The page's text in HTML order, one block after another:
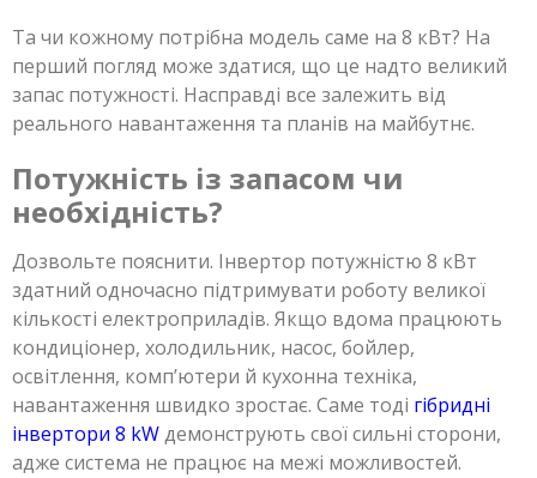
Та чи кожному потрібна модель саме на 8 кВт? На
перший погляд може здатися, що це надто великий
запас потужності. Насправді все залежить від
реального навантаження та планів на майбутнє.
Потужність із запасом чи
необхідність?
Дозвольте пояснити. Інвертор потужністю 8 кВт
здатний одночасно підтримувати роботу великої
кількості електроприладів. Якщо вдома працюють
кондиціонер, холодильник, насос, бойлер,
освітлення, комп’ютери й кухонна техніка,
навантаження швидко зростає. Саме тоді гібридні
інвертори 8 kWдемонструють свої сильні сторони,
адже система не працює на межі можливостей.